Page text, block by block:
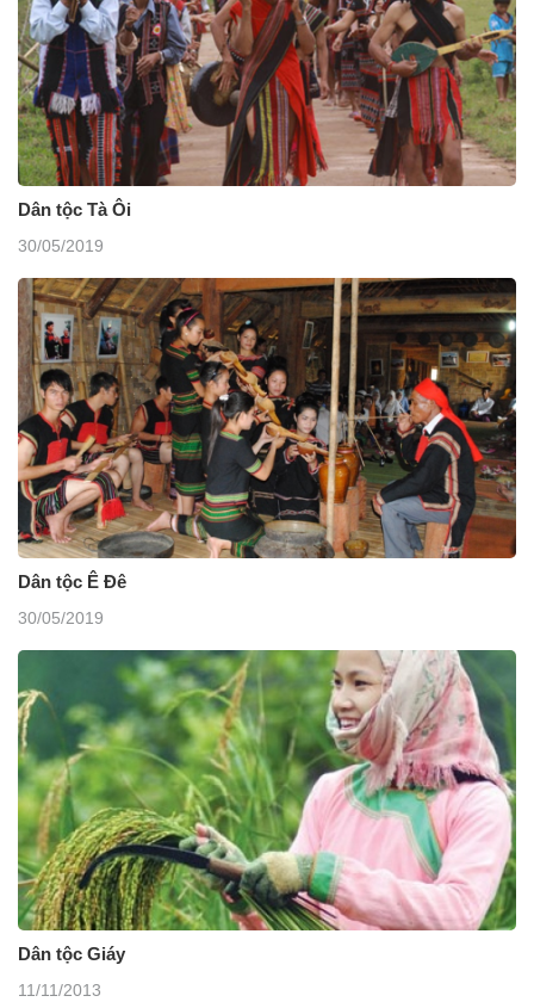
Dân tộc Tà Ôi
30/05/2019
Dân tộc Ê Đê
30/05/2019
Dân tộc Giáy
11/11/2013